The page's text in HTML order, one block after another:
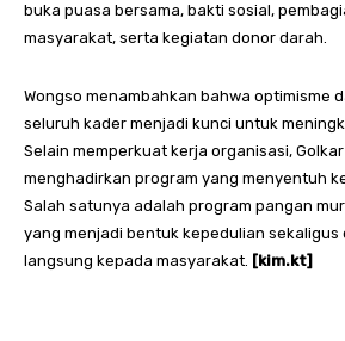
buka puasa bersama, bakti sosial,
masyarakat, serta kegiatan donor darah.
Wongso menambahkan bahwa optimisme
seluruh kader menjadi kunci untuk
Selain memperkuat kerja organisasi,
menghadirkan program yang menyentuh
Salah satunya adalah program pangan
yang menjadi bentuk kepedulian sekaligus
langsung kepada masyarakat. [kim.kt]